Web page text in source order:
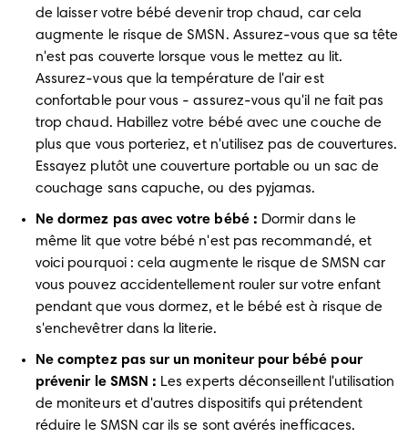
de laisser votre bébé devenir trop chaud, car cela
augmente le risque de SMSN. Assurez-vous que sa tête
n'est pas couverte lorsque vous le mettez au lit.
Assurez-vous que la température de l'air est
confortable pour vous - assurez-vous qu'il ne fait pas
trop chaud. Habillez votre bébé avec une couche de
plus que vous porteriez, et n'utilisez pas de couvertures.
Essayez plutôt une couverture portable ou un sac de
couchage sans capuche, ou des pyjamas.
Ne dormez pas avec votre bébé : Dormir dans le
même lit que votre bébé n'est pas recommandé, et
voici pourquoi : cela augmente le risque de SMSN car
vous pouvez accidentellement rouler sur votre enfant
pendant que vous dormez, et le bébé est à risque de
s'enchevêtrer dans la literie.
Ne comptez pas sur un moniteur pour bébé pour
prévenir le SMSN : Les experts déconseillent l'utilisation
de moniteurs et d'autres dispositifs qui prétendent
réduire le SMSN car ils se sont avérés inefficaces.